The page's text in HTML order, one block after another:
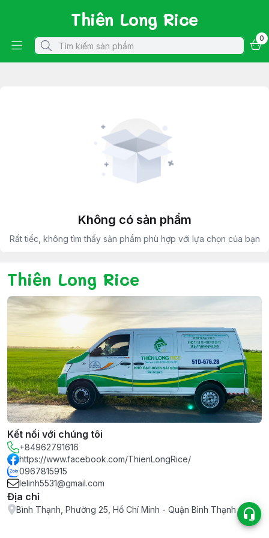
Thiên Long Rice
0
Không có sản phẩm
Rất tiếc, không tìm thấy sản phẩm phù hợp với lựa chọn của bạn
Thiên Long Rice
Kết nối với chúng tôi
+84962791616
https://www.facebook.com/ThienLongRice/
0967815915
lelinh5531@gmail.com
Địa chỉ
Bình Thạnh, Phường 25, Hồ Chí Minh - Quận Bình Thạnh